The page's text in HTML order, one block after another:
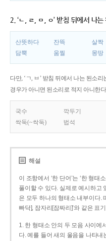
2. ‘ㄴ, ㄹ, ㅁ, ㅇ’ 받침 뒤에서 나는
산뜻하다 잔뜩 살짝
담뿍
움찔 몽땅
다만, ‘ㄱ, ㅂ’ 받침 뒤에서 나는 된소
경우가 아니면 된소리로 적지 아니한
국수 깍두기
싹둑(~싹둑)
법석
해설
이 조항에서 ‘한 단어’는 ‘한 형태
풀이할 수 있다. 실제로 예시하고
은 모두 하나의 형태소 내부이다.
빠닥], 잠자리[잠짜리]’와 같은 표
1. 한 형태소 안의 두 모음 사이에
다. 예를 들어 새의 울음을 나타내